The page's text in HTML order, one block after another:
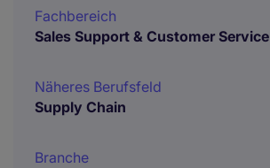
Fachbereich
Sales Support & Customer Service
Näheres Berufsfeld
Supply Chain
Branche